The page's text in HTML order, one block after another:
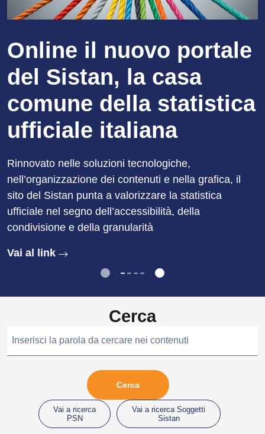
Online il nuovo portale
del Sistan, la casa
comune della statistica
ufficiale italiana
Rinnovato nelle soluzioni tecnologiche,
nell’organizzazione dei contenuti e nella grafica, il
sito del Sistan punta a valorizzare la statistica
ufficiale nel segno dell’accessibilità, della
condivisione e della granularità
Vai al link
Cerca
Inserisci la parola da cercare nei contenuti
Vai a ricerca
PSN
Vai a ricerca Soggetti
Sistan